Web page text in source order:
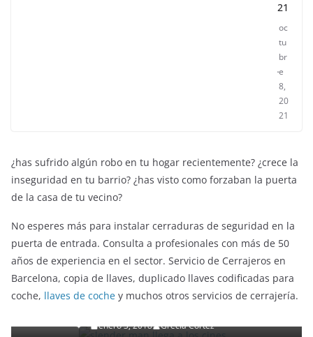
21
oc
tu
br
e
8,
20
21
¿has sufrido algún robo en tu hogar recientemente? ¿crece la
inseguridad en tu barrio? ¿has visto como forzaban la puerta
de la casa de tu vecino?
No esperes más para instalar cerraduras de seguridad en la
puerta de entrada. Consulta a profesionales con más de 50
años de experiencia en el sector. Servicio de Cerrajeros en
Barcelona, copia de llaves, duplicado llaves codificadas para
coche, llaves de coche y muchos otros servicios de cerrajería.
ENTRETENIMIENTO Y CURIOSIDADES LIBROS CINE Y TV
Slender Man llega al cine y te mostramos todos los
detalles
enero 3, 2018 Grecia Cortez